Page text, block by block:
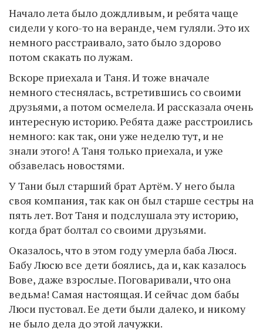
Начало лета было дождливым, и ребята чаще
сидели у кого-то на веранде, чем гуляли. Это их
немного расстраивало, зато было здорово
потом скакать по лужам.
Вскоре приехала и Таня. И тоже вначале
немного стеснялась, встретившись со своими
друзьями, а потом осмелела. И рассказала очень
интересную историю. Ребята даже расстроились
немного: как так, они уже неделю тут, и не
знали этого! А Таня только приехала, и уже
обзавелась новостями.
У Тани был старший брат Артём. У него была
своя компания, так как он был старше сестры на
пять лет. Вот Таня и подслушала эту историю,
когда брат болтал со своими друзьями.
Оказалось, что в этом году умерла баба Люся.
Бабу Люсю все дети боялись, да и, как казалось
Вове, даже взрослые. Поговаривали, что она
ведьма! Самая настоящая. И сейчас дом бабы
Люси пустовал. Ее дети были далеко, и никому
не было дела до этой лачужки.